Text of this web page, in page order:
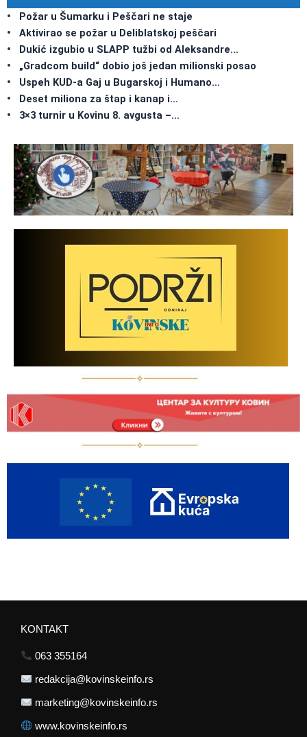
Požar u Šumarku i Peščari ne staje
Aktivirao se požar u Deliblatskoj peščari
Dukić izgubio u SLAPP tužbi od Aleksandre…
„Gradcom build“ dobio još jedan milionski posao
Uspeh KUD-a Gaj u Bugarskoj i Humano…
Deset miliona za štap i kanap i…
3×3 turnir u Kovinu 8. avgusta –…
KONTAKT
063 355164
redakcija@kovinskeinfo.rs
marketing@kovinskeinfo.rs
www.kovinskeinfo.rs